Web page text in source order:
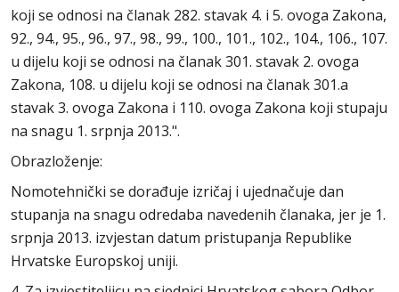
koji se odnosi na članak 282. stavak 4. i 5. ovoga Zakona,
92., 94., 95., 96., 97., 98., 99., 100., 101., 102., 104., 106., 107.
u dijelu koji se odnosi na članak 301. stavak 2. ovoga
Zakona, 108. u dijelu koji se odnosi na članak 301.a
stavak 3. ovoga Zakona i 110. ovoga Zakona koji stupaju
na snagu 1. srpnja 2013.".
Obrazloženje:
Nomotehnički se dorađuje izričaj i ujednačuje dan
stupanja na snagu odredaba navedenih članaka, jer je 1.
srpnja 2013. izvjestan datum pristupanja Republike
Hrvatske Europskoj uniji.